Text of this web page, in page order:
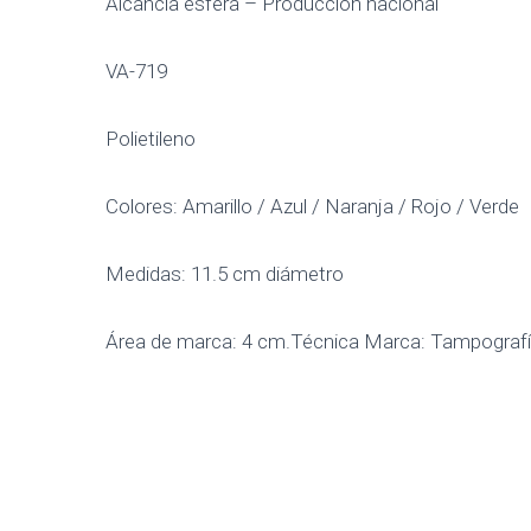
VA-719
Polietileno
Colores: Amarillo / Azul / Naranja / Rojo / Verde
Medidas: 11.5 cm diámetro
Área de marca: 4 cm.Técnica Marca: